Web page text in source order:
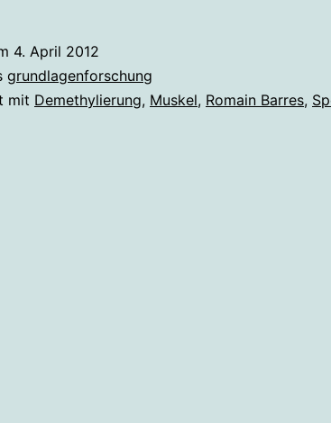
in
nur
4. April 2012
grundlagenforschung
mit Demethylierung, Muskel, Romain Barres,